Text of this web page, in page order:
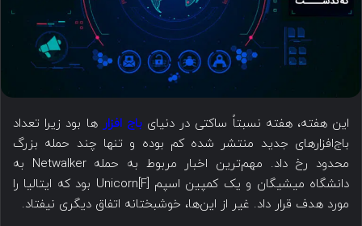
این هفته، هفته نسبتاً ساکتی در دنیایباج افزار ها بود زیرا تعداد
باج‌افزارهای جدید منتشر شده کم بوده و تنها چند حمله بزرگ
محدود رخ داد. مهم‌ترین اخبار مربوط به حمله Netwalker به
دانشگاه میشیگان و یک کمپین اسپم [F]Unicorn بود که ایتالیا را
مورد هدف قرار داد. غیر از این‌ها، خوشبختانه اتفاق دیگری نیفتاد.